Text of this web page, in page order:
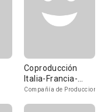
Coproducción
Italia-Francia-
Suiza-Alemania-
Compañía de Produccion